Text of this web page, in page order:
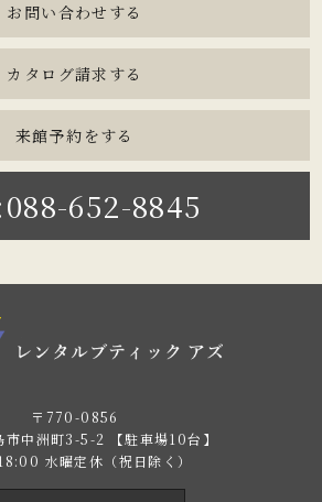
お問い合わせする
カタログ請求する
来館予約をする
652-8845
〒770-0856
市中洲町3-5-2 【駐車場10台】
水曜定休（祝日除く）